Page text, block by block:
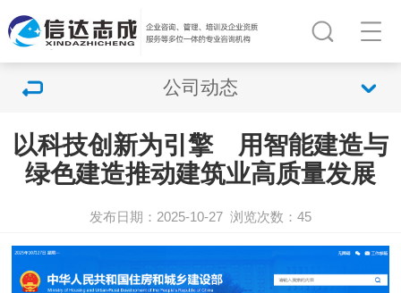
公司动态
以科技创新为引擎 用智能建造与
绿色建造推动建筑业高质量发展
发布日期：2025-10-27 浏览次数：45